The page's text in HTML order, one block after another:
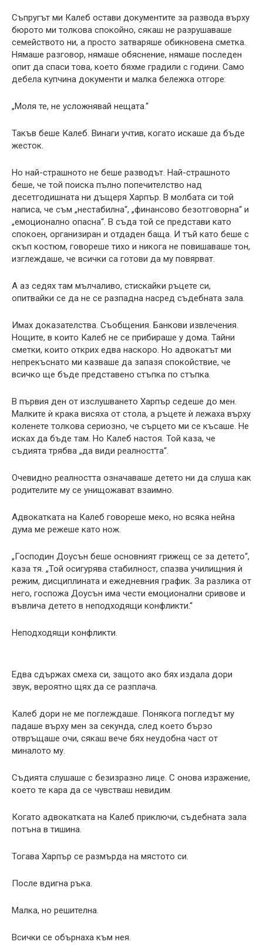
Съпругът ми Калеб остави документите за развода върху
бюрото ми толкова спокойно, сякаш не разрушаваше
семейството ни, а просто затваряше обикновена сметка.
Нямаше разговор, нямаше обяснение, нямаше последен
опит да спаси това, което бяхме градили с години. Само
дебела купчина документи и малка бележка отгоре:
„Моля те, не усложнявай нещата.“
Такъв беше Калеб. Винаги учтив, когато искаше да бъде
жесток.
Но най-страшното не беше разводът. Най-страшното
беше, че той поиска пълно попечителство над
десетгодишната ни дъщеря Харпър. В молбата си той
написа, че съм „нестабилна“, „финансово безотговорна“ и
„емоционално опасна“. В съда той се представи като
спокоен, организиран и отдаден баща. И тъй като беше с
скъп костюм, говореше тихо и никога не повишаваше тон,
изглеждаше, че всички са готови да му повярват.
А аз седях там мълчаливо, стискайки ръцете си,
опитвайки се да не се разпадна насред съдебната зала.
Имах доказателства. Съобщения. Банкови извлечения.
Нощите, в които Калеб не се прибираше у дома. Тайни
сметки, които открих едва наскоро. Но адвокатът ми
непрекъснато ми казваше да запазя спокойствие, че
всичко ще бъде представено стъпка по стъпка.
В първия ден от изслушването Харпър седеше до мен.
Малките ѝ крака висяха от стола, а ръцете ѝ лежаха върху
коленете толкова сериозно, че сърцето ми се късаше. Не
исках да бъде там. Но Калеб настоя. Той каза, че
съдията трябва „да види реалността“.
Очевидно реалността означаваше детето ни да слуша как
родителите му се унищожават взаимно.
Адвокатката на Калеб говореше меко, но всяка нейна
дума ме режеше като нож.
„Господин Доусън беше основният грижещ се за детето“,
каза тя. „Той осигурява стабилност, спазва училищния ѝ
режим, дисциплината и ежедневния график. За разлика от
него, госпожа Доусън има чести емоционални сривове и
въвлича детето в неподходящи конфликти.“
Неподходящи конфликти.
Едва сдържах смеха си, защото ако бях издала дори
звук, вероятно щях да се разплача.
Калеб дори не ме поглеждаше. Понякога погледът му
падаше върху мен за секунда, след което бързо
отвръщаше очи, сякаш вече бях неудобна част от
миналото му.
Съдията слушаше с безизразно лице. С онова изражение,
което те кара да се чувстваш невидим.
Когато адвокатката на Калеб приключи, съдебната зала
потъна в тишина.
Тогава Харпър се размърда на мястото си.
После вдигна ръка.
Малка, но решителна.
Всички се обърнаха към нея.